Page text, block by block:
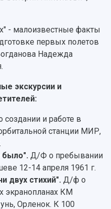
двигателей
кампус
организации
- малоизвестные факты
первых полетов
Надежда
экскурсии и
и работе в
станции МИР,
было". Д/Ф о пребывании
12-14 апреля 1961 г.
двух стихий". Д/ф о
экранопланах КМ
Орленок. К 100